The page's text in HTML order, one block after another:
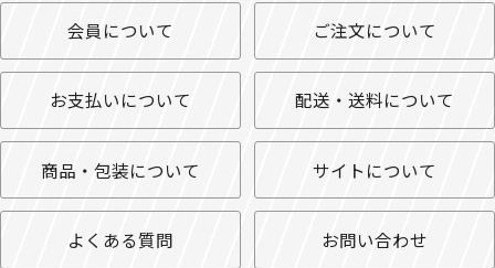
会員について ご注文について
お支払いについて 配送・送料について
商品・包装について サイトについて
よくある質問 お問い合わせ